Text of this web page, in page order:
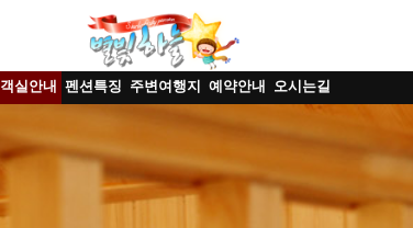
객실안내 펜션특징 주변여행지 예약안내 오시는길